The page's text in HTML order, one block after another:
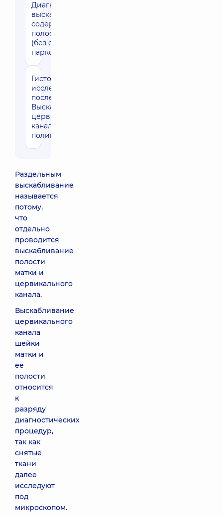
Диагностическое
выскабливание
содержимого
полости матки
(без стоимости
наркоза)
Гистологическое
исследование
после
Выскабливание
цервикального
канала,
полипектомия
Раздельным
выскабливание
называется
потому,
что
отдельно
проводится
выскабливание
полости
матки и
цервикального
канала.
Выскабливание
цервикального
канала
шейки
матки и
ее
полости
относится
к
разряду
диагностических
процедур,
так как
снятые
ткани
далее
исследуют
под
микроскопом.